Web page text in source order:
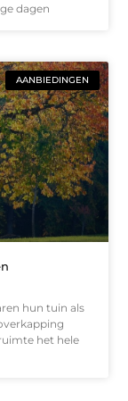
dagen
AANBIEDINGEN
hun tuin als
het hele